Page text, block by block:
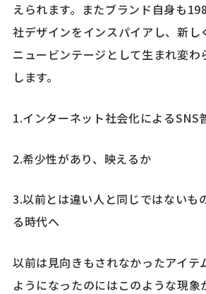
えられます。 またブランド自身も
社デザインをインスパイアし、新し
ニュービンテージとして生まれ変わ
します。
1.インターネット社会化によるSNS
2.希少性があり、映えるか
3.以前とは違い人と同じではないも
る時代へ
以前は見向きもされなかったアイテ
ようになったのにはこのような現象